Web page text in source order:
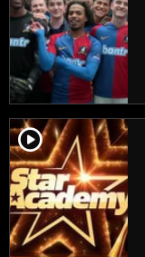
player2